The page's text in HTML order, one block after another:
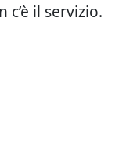
c’è il servizio.